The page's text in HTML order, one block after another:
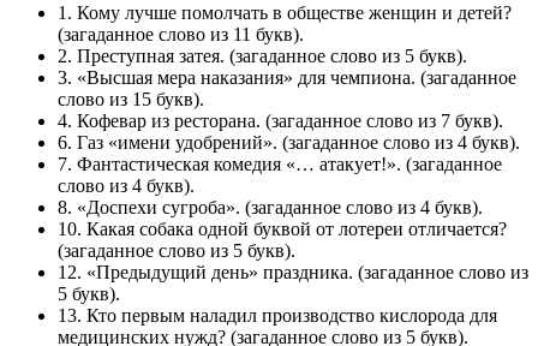
1. Кому лучше помолчать в обществе женщин и детей?
(загаданное слово из 11 букв).
2. Преступная затея. (загаданное слово из 5 букв).
3. «Высшая мера наказания» для чемпиона. (загаданное
слово из 15 букв).
4. Кофевар из ресторана. (загаданное слово из 7 букв).
6. Газ «имени удобрений». (загаданное слово из 4 букв).
7. Фантастическая комедия «… атакует!». (загаданное
слово из 4 букв).
8. «Доспехи сугроба». (загаданное слово из 4 букв).
10. Какая собака одной буквой от лотереи отличается?
(загаданное слово из 5 букв).
12. «Предыдущий день» праздника. (загаданное слово из
5 букв).
13. Кто первым наладил производство кислорода для
медицинских нужд? (загаданное слово из 5 букв).